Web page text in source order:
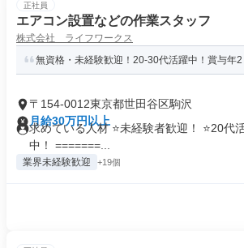
正社員
エアコン設置などの作業スタッフ
株式会社 ライフワークス
無資格・未経験歓迎！20-30代活躍中！賞与年2
〒154-0012東京都世田谷区駒沢
月給30万円以上
求めている人材 ⭐未経験者歓迎！ ⭐20代
中！ =======...
業界未経験歓迎 +19個